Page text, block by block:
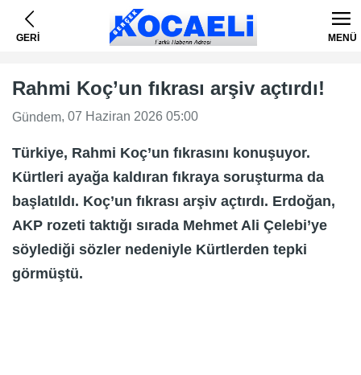
GERİ MENÜ
Rahmi Koç’un fıkrası arşiv açtırdı!
Gündem, 07 Haziran 2026 05:00
Türkiye, Rahmi Koç’un fıkrasını konuşuyor.
Kürtleri ayağa kaldıran fıkraya soruşturma da
başlatıldı. Koç’un fıkrası arşiv açtırdı. Erdoğan,
AKP rozeti taktığı sırada Mehmet Ali Çelebi’ye
söylediği sözler nedeniyle Kürtlerden tepki
görmüştü.